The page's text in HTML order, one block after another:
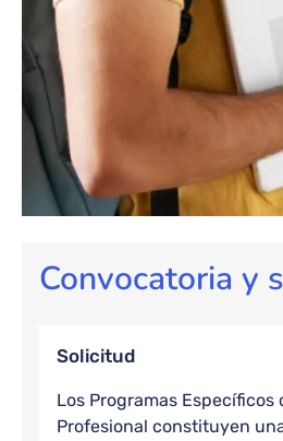
Convocatoria y
Solicitud
Los Programas Específicos
Profesional constituyen